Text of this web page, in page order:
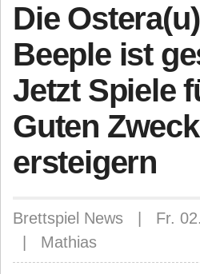
Die
Beeple ist
Jetzt Spiele
Guten Zweck
ersteigern
Brettspiel News | Fr.
| Mathias